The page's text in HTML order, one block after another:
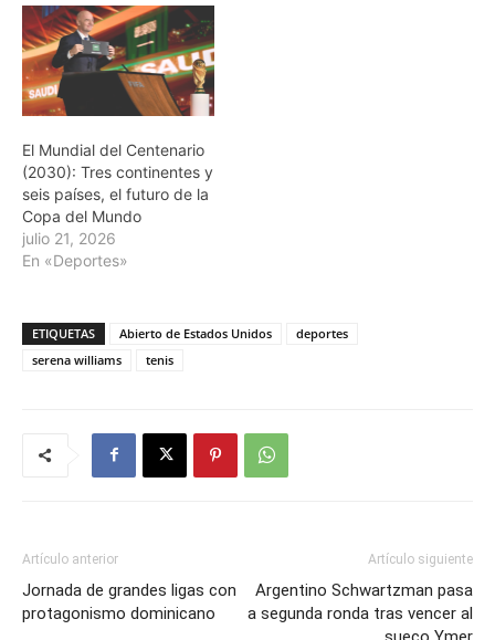
El Mundial del Centenario
(2030): Tres continentes y
seis países, el futuro de la
Copa del Mundo
julio 21, 2026
En «Deportes»
ETIQUETAS Abierto de Estados Unidos
deportes
serena williams
tenis
Artículo anterior
Jornada de grandes ligas con
protagonismo dominicano
Artículo siguiente
Argentino Schwartzman pasa
a segunda ronda tras vencer al